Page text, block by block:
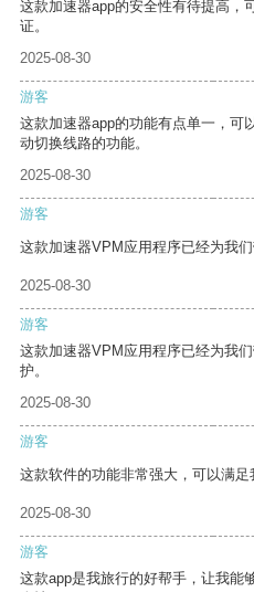
这款加速器app的安全性有待提高，
证。
2025-08-30
游客
这款加速器app的功能有点单一，可
动切换线路的功能。
2025-08-30
游客
这款加速器VPM应用程序已经为我
2025-08-30
游客
这款加速器VPM应用程序已经为我
护。
2025-08-30
游客
这款软件的功能非常强大，可以满足
2025-08-30
游客
这款app是我旅行的好帮手，让我能